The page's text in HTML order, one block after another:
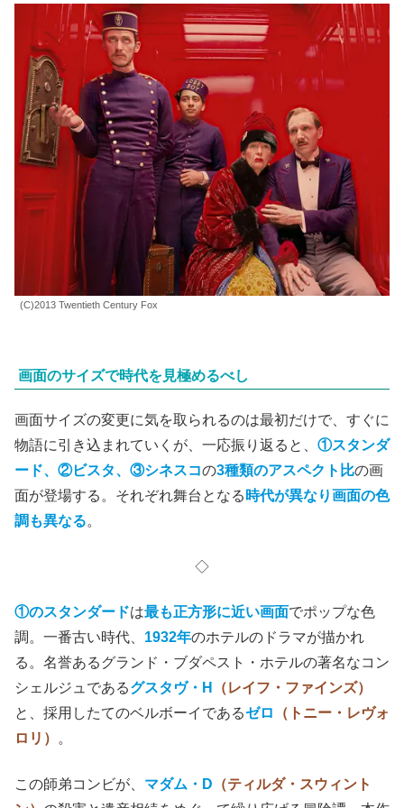
(C)2013 Twentieth Century Fox
画面のサイズで時代を見極めるべし
画面サイズの変更に気を取られるのは最初だけで、すぐに
物語に引き込まれていくが、一応振り返ると、 ①スタンダ
ード、②ビスタ、③シネスコの3種類のアスペクト比の画
面が登場する。それぞれ舞台となる 時代が異なり画面の色
調も異なる。
◇
①のスタンダードは最も正方形に近い画面でポップな色
調。一番古い時代、 1932年のホテルのドラマが描かれ
る。名誉あるグランド・ブダペスト・ホテルの著名なコン
シェルジュであるグスタヴ・H
（レイフ・ファインズ）
と、採用したてのベルボーイであるゼロ
（トニー・レヴォ
ロリ）
。
この師弟コンビが、 マダム・D （ティルダ・スウィント